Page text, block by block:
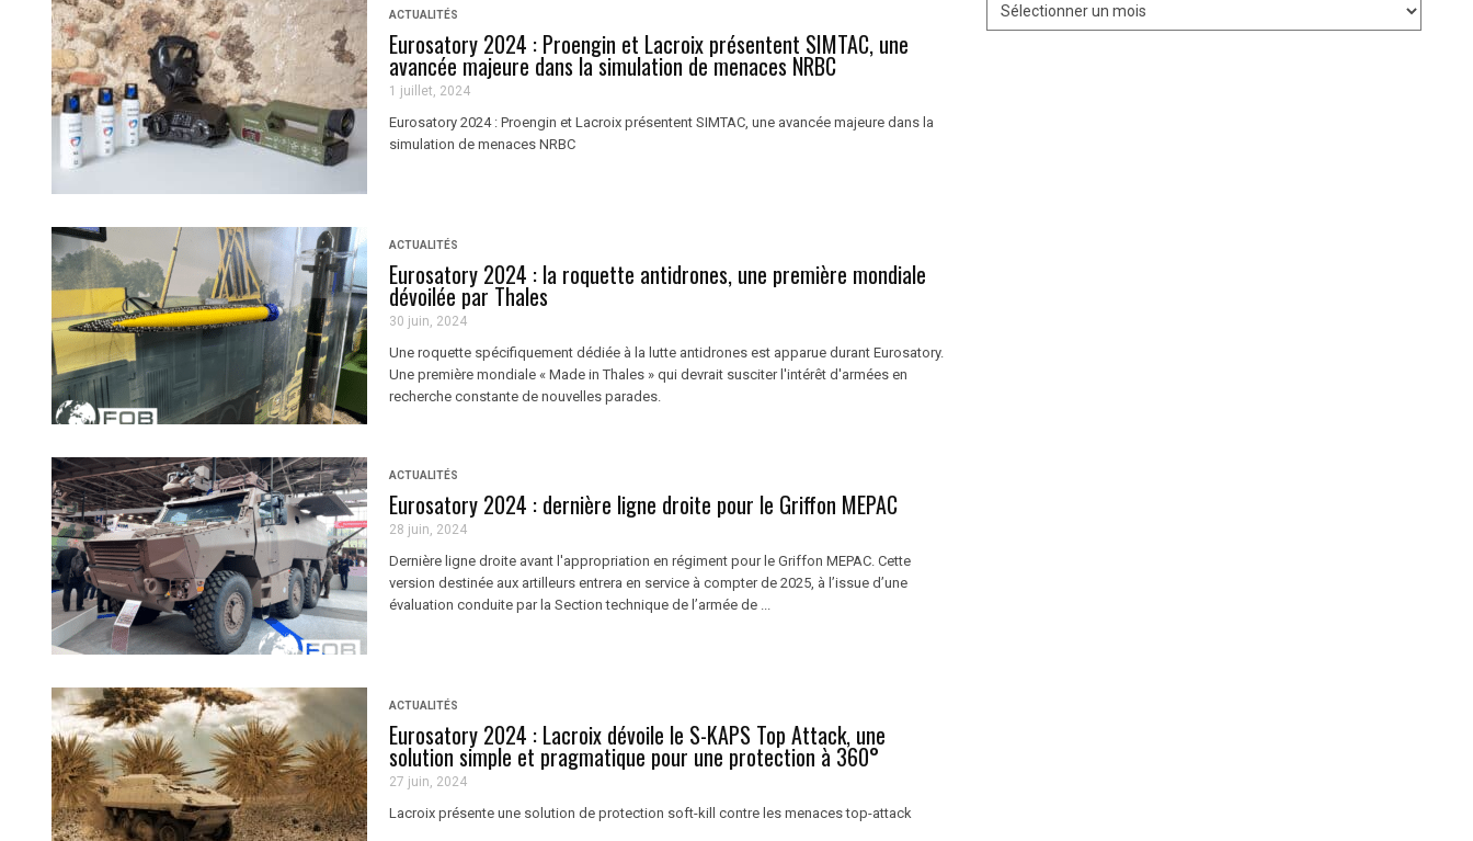
ACTUALITÉS
Eurosatory 2024 : Proengin et Lacroix présentent SIMTAC, une
avancée majeure dans la simulation de menaces NRBC
1 juillet, 2024
Eurosatory 2024 : Proengin et Lacroix présentent SIMTAC, une avancée majeure dans la
simulation de menaces NRBC
ACTUALITÉS
Eurosatory 2024 : la roquette antidrones, une première mondiale
dévoilée par Thales
30 juin, 2024
Une roquette spécifiquement dédiée à la lutte antidrones est apparue durant Eurosatory.
Une première mondiale « Made in Thales » qui devrait susciter l'intérêt d'armées en
recherche constante de nouvelles parades.
ACTUALITÉS
Eurosatory 2024 : dernière ligne droite pour le Griffon MEPAC
28 juin, 2024
Dernière ligne droite avant l'appropriation en régiment pour le Griffon MEPAC. Cette
version destinée aux artilleurs entrera en service à compter de 2025, à l’issue d’une
évaluation conduite par la Section technique de l’armée de ...
ACTUALITÉS
Eurosatory 2024 : Lacroix dévoile le S-KAPS Top Attack, une
solution simple et pragmatique pour une protection à 360°
27 juin, 2024
Lacroix présente une solution de protection soft-kill contre les menaces top-attack